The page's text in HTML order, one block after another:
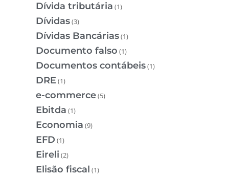
Dívida tributária (1)
Dívidas(3)
Dívidas Bancárias(1)
Documento falso (1)
Documentos contábeis(1)
DRE(1)
e-commerce(5)
Ebitda (1)
Economia (9)
EFD (1)
Eireli (2)
Elisão fiscal (1)